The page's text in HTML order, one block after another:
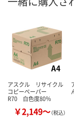
アスクル リサイクル
コピーペーパー
R70 白色度80％
￥2,149～（税込）